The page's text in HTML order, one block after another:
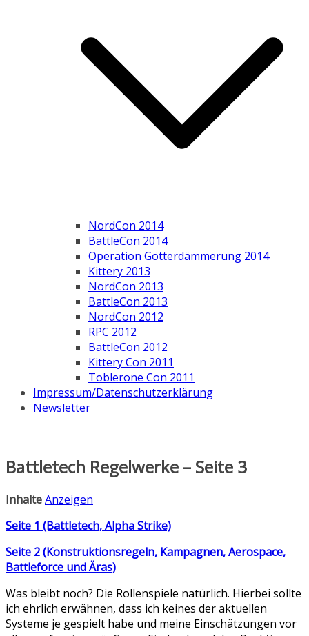
NordCon 2014
BattleCon 2014
Operation Götterdämmerung 2014
Kittery 2013
NordCon 2013
BattleCon 2013
NordCon 2012
RPC 2012
BattleCon 2012
Kittery Con 2011
Toblerone Con 2011
Impressum/Datenschutzerklärung
Newsletter
Battletech Regelwerke – Seite 3
InhalteAnzeigen
Seite 1 (Battletech, Alpha Strike)
Seite 2 (Konstruktionsregeln, Kampagnen, Aerospace,
Battleforce und Äras)
Was bleibt noch? Die Rollenspiele natürlich. Hierbei sollte
ich ehrlich erwähnen, dass ich keines der aktuellen
Systeme je gespielt habe und meine Einschätzungen vor